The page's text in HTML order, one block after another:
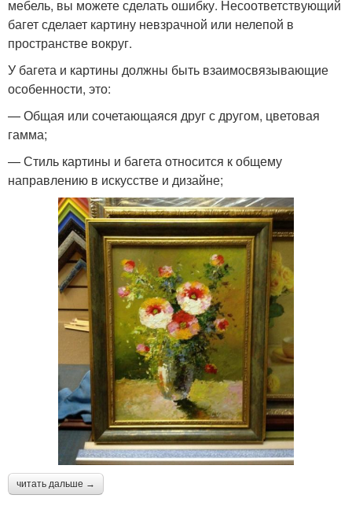
мебель, вы можете сделать ошибку. Несоответствующий
багет сделает картину невзрачной или нелепой в
пространстве вокруг.
У багета и картины должны быть взаимосвязывающие
особенности, это:
— Общая или сочетающаяся друг с другом, цветовая
гамма;
— Стиль картины и багета относится к общему
направлению в искусстве и дизайне;
читать дальше →